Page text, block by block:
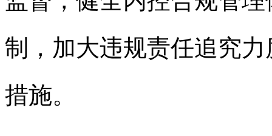
制，加大违规责任追究
措施。